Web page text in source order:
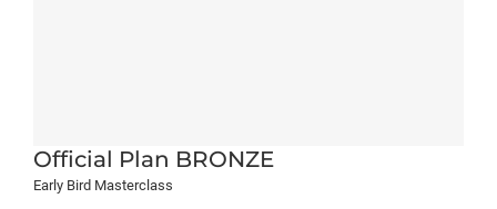
Official Plan BRONZE
Early Bird Masterclass